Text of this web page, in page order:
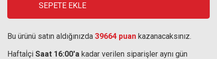
SEPETE EKLE
Bu ürünü satın aldığınızda 39664 puan kazanacaksınız.
Haftaİçi Saat 16:00'a kadar verilen siparişler aynı gün